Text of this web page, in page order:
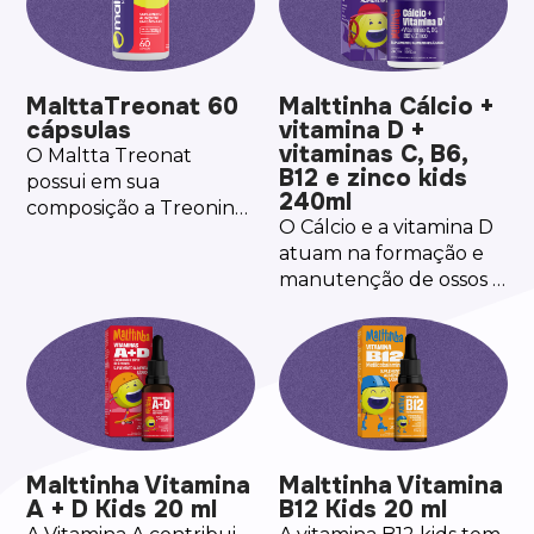
também está presente
em maior teor, auxilia
na formação de ossos e
no metabolismo
energético. Além disso,
a fórmula é rica em
metilcobalamina, forma
ativa da Vitamina B12
que auxilia no
metabolismo
energético, no
sistema imune e na
formação de células
vermelhas do sangue.
manutenção das
unhas.
MalttaTreonat 60
cápsulas
O Maltta Treonat
possui em sua
composição a Treonina,
organismo.
Malttinha Cálcio +
vitamina D +
vitaminas C, B6,
B12 e zinco kids
240ml
O Cálcio e a vitamina D
atuam na formação e
manutenção de ossos e
e o Zinco auxiliam no
sistema imune, defesa
natural do organismo,
enquanto as Vitaminas
B6 e B12 contribuem
energético e o
funcionamento
Malttinha Vitamina
A + D Kids 20 ml
Malttinha Vitamina
B12 Kids 20 ml